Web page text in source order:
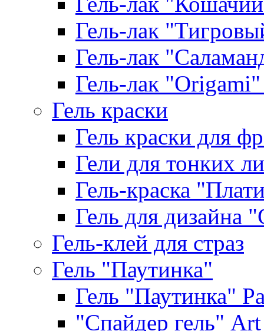
Гель-лак
Гель-лак
Гель-лак
Гель краски
Гель краски для
Гели для тонких
Гель-краска
Гель для дизайна
Гель-клей для страз
Гель "Паутинка"
Гель "Паутинка"
"Спайдер гель"